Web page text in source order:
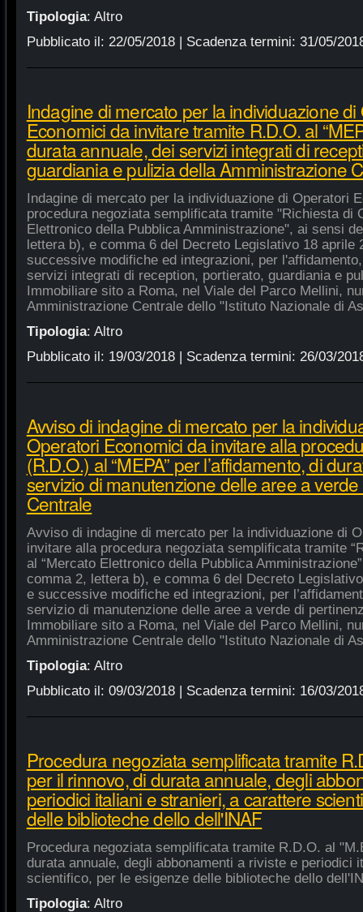
Tipologia: Altro
Pubblicato il: 22/05/2018| Scadenza termini: 31/05/
Indagine di mercato per la individuazione
Economici da invitare tramite R.D.O. al
durata annuale, dei servizi integrati di
guardiania e pulizia della Amministrazione
Indagine di mercato per la individuazione di Operatori
procedura negoziata semplificata tramite "Richiesta di
Elettronico della Pubblica Amministrazione", ai sensi
lettera b), e comma 6 del Decreto Legislativo 18 aprile
successive modifiche ed integrazioni, per
servizi integrati di reception, portierato, guardiania e
Immobiliare sito a Roma, nel Viale del Parco Mellini,
Amministrazione Centrale dello "Istituto Nazionale di
Tipologia: Altro
Pubblicato il: 19/03/2018| Scadenza termini: 26/03/
Avviso di indagine di mercato per la
Operatori Economici da invitare alla
(R.D.O.) al “MEPA” per l’affidamento, di
servizio di manutenzione delle aree a
Centrale
Avviso di indagine di mercato per la individuazione di
invitare alla procedura negoziata semplificata tramite
al “Mercato Elettronico della Pubblica
comma 2, lettera b), e comma 6 del Decreto
e successive modifiche ed integrazioni, per
servizio di manutenzione delle aree a verde di
Immobiliare sito a Roma, nel Viale del Parco Mellini,
Amministrazione Centrale dello "Istituto Nazionale di
Tipologia: Altro
Pubblicato il: 09/03/2018| Scadenza termini: 16/03/
Procedura negoziata semplificata tramite
per il rinnovo, di durata annuale, degli
periodici italiani e stranieri, a carattere
delle biblioteche dello dell'INAF
Procedura negoziata semplificata tramite R.D.O. al
durata annuale, degli abbonamenti a riviste e periodici
scientifico, per le esigenze delle biblioteche dello
Tipologia: Altro